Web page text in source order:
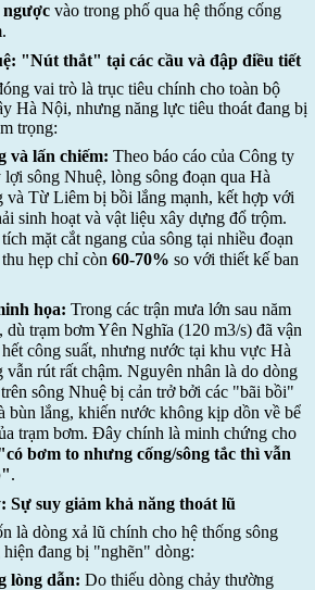
ngượcvào trong phố qua hệ thống cống
"Nút thắt" tại các cầu và đập điều tiết
vai trò là trục tiêu chính cho toàn bộ
Hà Nội, nhưng năng lực tiêu thoát đang bị
trọng:
và lấn chiếm: Theo báo cáo của Công ty
sông Nhuệ, lòng sông đoạn qua Hà
và Từ Liêm bị bồi lắng mạnh, kết hợp với
sinh hoạt và vật liệu xây dựng đổ trộm.
mặt cắt ngang của sông tại nhiều đoạn
hẹp chỉ còn 60-70% so với thiết kế ban
họa: Trong các trận mưa lớn sau năm
dù trạm bơm Yên Nghĩa (120 m3/s) đã vận
công suất, nhưng nước tại khu vực Hà
rút rất chậm. Nguyên nhân là do dòng
sông Nhuệ bị cản trở bởi các "bãi bồi"
bùn lắng, khiến nước không kịp dồn về bể
trạm bơm. Đây chính là minh chứng cho
bơm to nhưng cống/sông tắc thì vẫn
.
Sự suy giảm khả năng thoát lũ
là dòng xả lũ chính cho hệ thống sông
đang bị "nghẽn" dòng:
lòng dẫn: Do thiếu dòng chảy thường